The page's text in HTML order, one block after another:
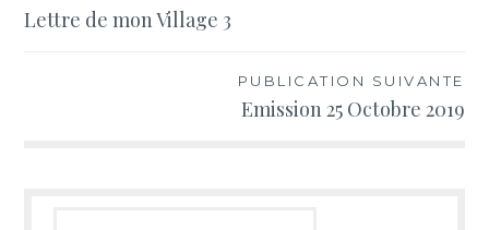
de
Lettre de mon Village 3
PUBLICATION SUIVANTE
Emission 25 Octobre 2019